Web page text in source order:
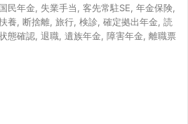
国民年金 失業手当 客先常駐SE 年金保険
養 断捨離 旅行 検診 確定拠出年金 読
態確認 退職 遺族年金 障害年金 離職票